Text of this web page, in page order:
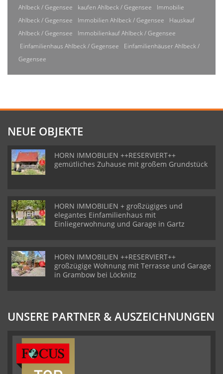
Ahlbeck / Gegensee
kaufen Ahlbeck / Gegensee
Immobilie
Ahlbeck / Gegensee
Immobilien Ahlbeck / Gegensee
Hauskauf
Ahlbeck / Gegensee
Immobilienkauf Ahlbeck / Gegensee
Einfamilienhaus Ahlbeck / Gegensee
Einfamilienhäuser Ahlbeck /
Gegensee
NEUE OBJEKTE
HORN IMMOBILIEN ++RESERVIERT++
gemütliches Zuhause mit großem Grundstück
HORN IMMOBILIEN + großzügiges und
elegantes Einfamilienhaus mit
Einliegerwohnung und Garage in Gartz
HORN IMMOBILIEN ++RESERVIERT++
großzügige Wohnung mit Terrasse und Garage
in Grambow bei Löcknitz
UNSERE PARTNER & AUSZEICHNUNGEN